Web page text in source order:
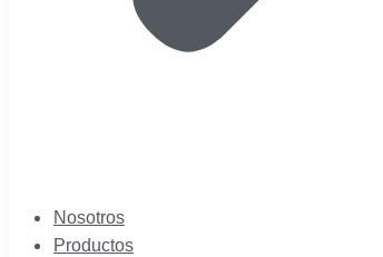
Nosotros
Productos